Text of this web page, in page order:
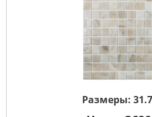
Размеры: 31.7